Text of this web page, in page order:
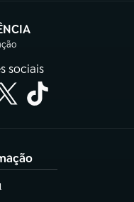
em nova aba)
sociais
aba)